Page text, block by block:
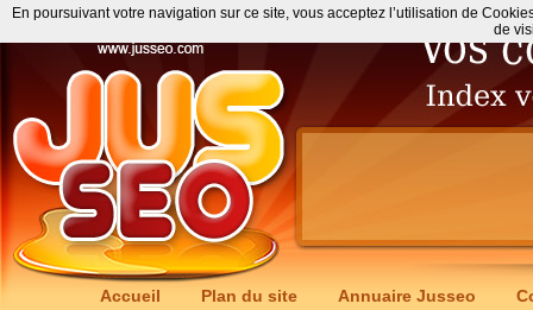
Accueil Plan du site Annuaire Jusseo
En poursuivant votre navigation sur ce site, vous acceptez l’utilisation de
de